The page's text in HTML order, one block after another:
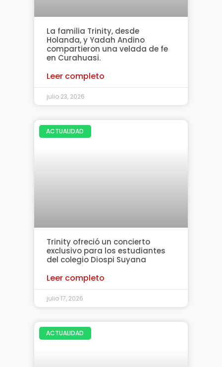
La familia Trinity, desde
Holanda, y Yadah Andino
compartieron una velada de fe
en Curahuasi.
Leer completo
julio 23, 2026
ACTUALIDAD
Trinity ofreció un concierto
exclusivo para los estudiantes
del colegio Diospi Suyana
Leer completo
julio 17, 2026
ACTUALIDAD